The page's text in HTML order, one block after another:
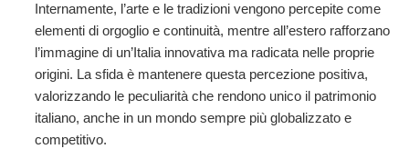
Internamente, l’arte e le tradizioni vengono percepite come
elementi di orgoglio e continuità, mentre all’estero rafforzano
l’immagine di un’Italia innovativa ma radicata nelle proprie
origini. La sfida è mantenere questa percezione positiva,
valorizzando le peculiarità che rendono unico il patrimonio
italiano, anche in un mondo sempre più globalizzato e
competitivo.